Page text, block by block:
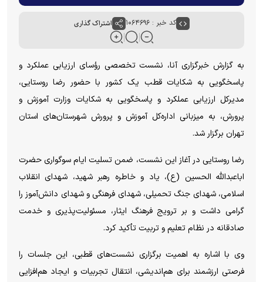
کد خبر : ۱۰۶۴۶۹۶ اشتراک گذاری
به گزارش خبرگزاری آنا، نشست تخصصی رؤسای ارزیابی عملکرد و
پاسخگویی به شکایات قطب یک کشور با حضور رضا روستایی،
مدیرکل ارزیابی عملکرد و پاسخگویی به شکایات وزارت آموزش و
پرورش، به میزبانی اداره‌کل آموزش و پرورش شهرستان‌های استان
تهران برگزار شد.
رضا روستایی در آغاز این نشست، ضمن تسلیت ایام سوگواری حضرت
اباعبدالله الحسین (ع)، یاد و خاطره رهبر شهید، شهدای انقلاب
اسلامی، شهدای جنگ تحمیلی، شهدای فرهنگی و شهدای دانش‌آموز را
گرامی داشت و بر ترویج فرهنگ ایثار، مسئولیت‌پذیری و خدمت
صادقانه در نظام تعلیم و تربیت تأکید کرد.
وی با اشاره به اهمیت برگزاری نشست‌های قطبی، این جلسات را
فرصتی ارزشمند برای هم‌اندیشی، انتقال تجربیات و ایجاد هم‌افزایی